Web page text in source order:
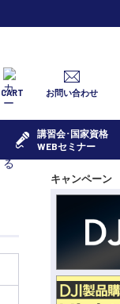
CART お問い合わせ
講習会･国家資格
WEBセミナー
キャンペーン